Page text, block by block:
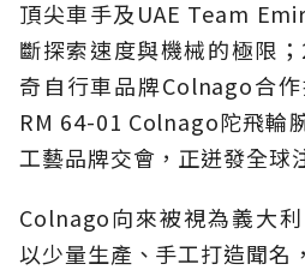
頂尖車手及UAE Team
斷探索速度與機械的極限
奇自行車品牌Colnago合
RM 64-01 Colnago陀飛輪
工藝品牌交會，正迸發全球
Colnago向來被視為義大
以少量生產、手工打造聞名